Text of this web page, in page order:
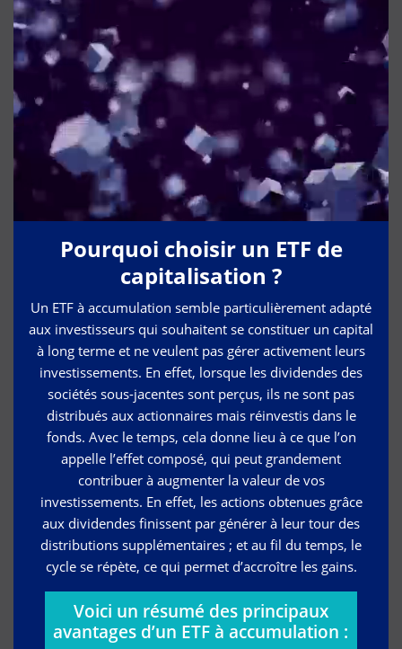
Pourquoi choisir un ETF de
capitalisation ?
Un ETF à accumulation semble particulièrement adapté
aux investisseurs qui souhaitent se constituer un capital
à long terme et ne veulent pas gérer activement leurs
investissements. En effet, lorsque les dividendes des
sociétés sous-jacentes sont perçus, ils ne sont pas
distribués aux actionnaires mais réinvestis dans le
fonds. Avec le temps, cela donne lieu à ce que l’on
appelle l’effet composé, qui peut grandement
contribuer à augmenter la valeur de vos
investissements. En effet, les actions obtenues grâce
aux dividendes finissent par générer à leur tour des
distributions supplémentaires ; et au fil du temps, le
cycle se répète, ce qui permet d’accroître les gains.
Voici un résumé des principaux
avantages d’un ETF à accumulation :